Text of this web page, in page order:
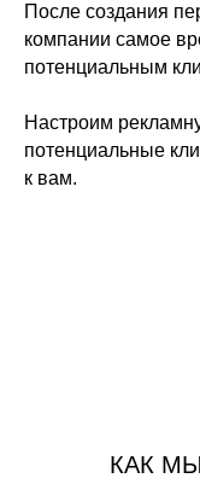
После создания
компании самое
потенциальным
Настроим
потенциальные
к вам.
КАК